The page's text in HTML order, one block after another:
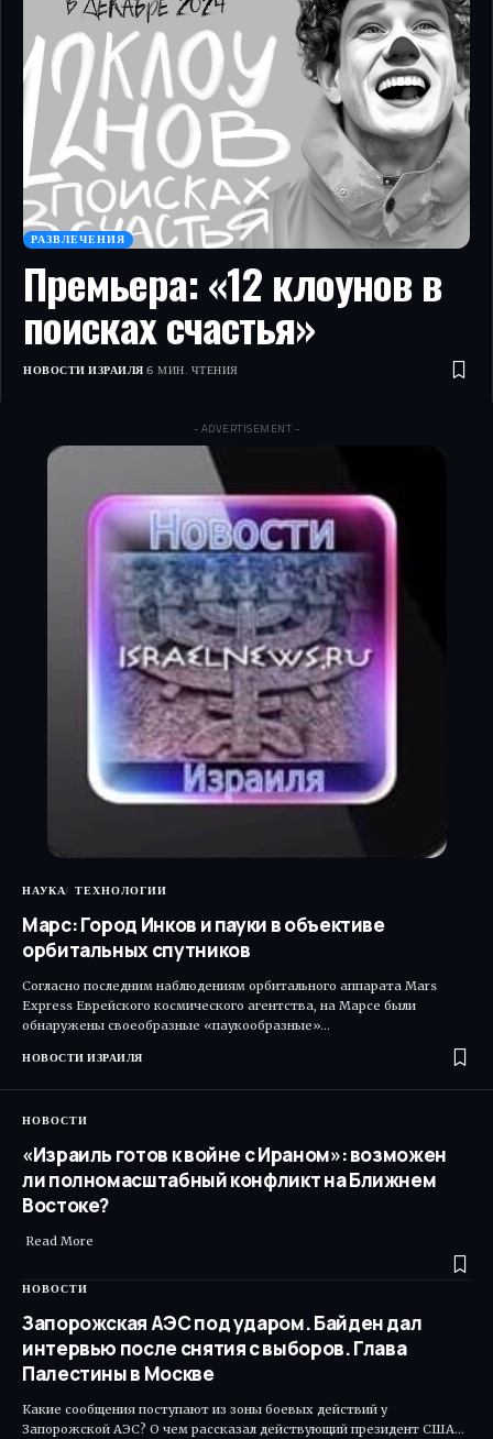
РАЗВЛЕЧЕНИЯ
Премьера: «12 клоунов в
поисках счастья»
НОВОСТИ ИЗРАИЛЯ 6 МИН. ЧТЕНИЯ
- ADVERTISEMENT -
НАУКА ТЕХНОЛОГИИ
Марс: Город Инков и пауки в объективе
орбитальных спутников
Согласно последним наблюдениям орбитального аппарата Mars
Express Еврейского космического агентства, на Марсе были
обнаружены своеобразные «паукообразные»…
НОВОСТИ ИЗРАИЛЯ
НОВОСТИ
«Израиль готов к войне с Ираном»: возможен
ли полномасштабный конфликт на Ближнем
Востоке?
Read More ​
НОВОСТИ
Запорожская АЭС под ударом. Байден дал
интервью после снятия с выборов. Глава
Палестины в Москве
Какие сообщения поступают из зоны боевых действий у
Запорожской АЭС? О чем рассказал действующий президент США…